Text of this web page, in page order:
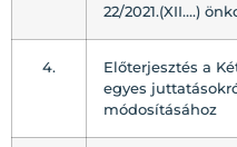
22/2021.(XII….)
4.
Előterjesztés a
egyes
módosításához